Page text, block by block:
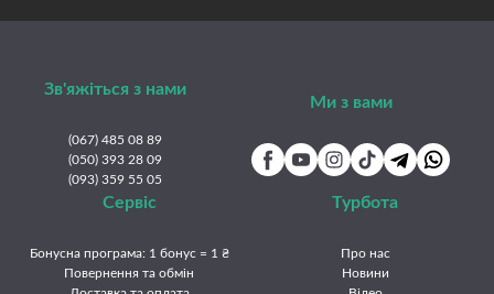
Зв'яжіться з нами
(067) 485 08 89
(050) 393 28 09
(093) 359 55 05
Ми з вами
Сервіс
Бонусна програма: 1 бонус = 1 ₴
Повернення та обмін
Турбота
Про нас
Новини